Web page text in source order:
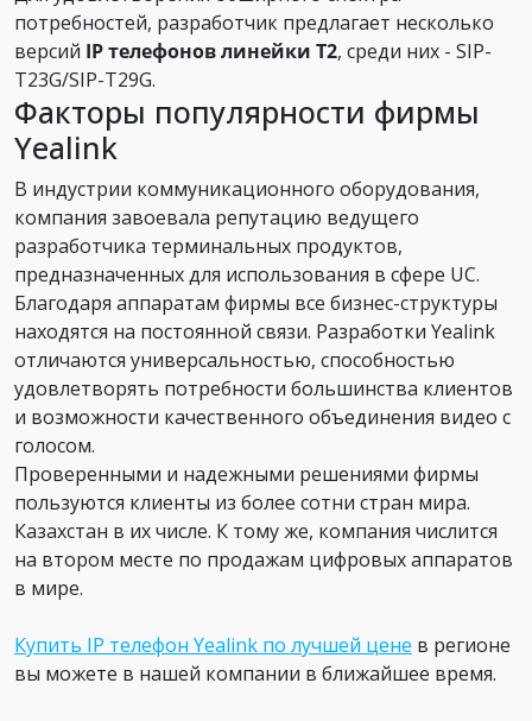
потребностей, разработчик предлагает несколько
версий IP телефонов линейки Т2, среди них - SIP-
T23G/SIP-T29G.
Факторы популярности фирмы
Yealink
В индустрии коммуникационного оборудования,
компания завоевала репутацию ведущего
разработчика терминальных продуктов,
предназначенных для использования в сфере UC.
Благодаря аппаратам фирмы все бизнес-структуры
находятся на постоянной связи. Разработки Yealink
отличаются универсальностью, способностью
удовлетворять потребности большинства клиентов
и возможности качественного объединения видео с
голосом.
Проверенными и надежными решениями фирмы
пользуются клиенты из более сотни стран мира.
Казахстан в их числе. К тому же, компания числится
на втором месте по продажам цифровых аппаратов
в мире.
Купить IP телефон Yealink по лучшей цене в регионе
вы можете в нашей компании в ближайшее время.